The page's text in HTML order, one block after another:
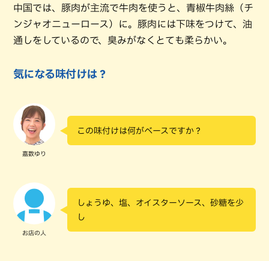
中国では、豚肉が主流で牛肉を使うと、青椒牛肉絲（チ
ンジャオニューロース）に。豚肉には下味をつけて、油
通しをしているので、臭みがなくとても柔らかい。
気になる味付けは？
嘉数ゆり
この味付けは何がベースですか？
お店の人
しょうゆ、塩、オイスターソース、砂糖を少
し